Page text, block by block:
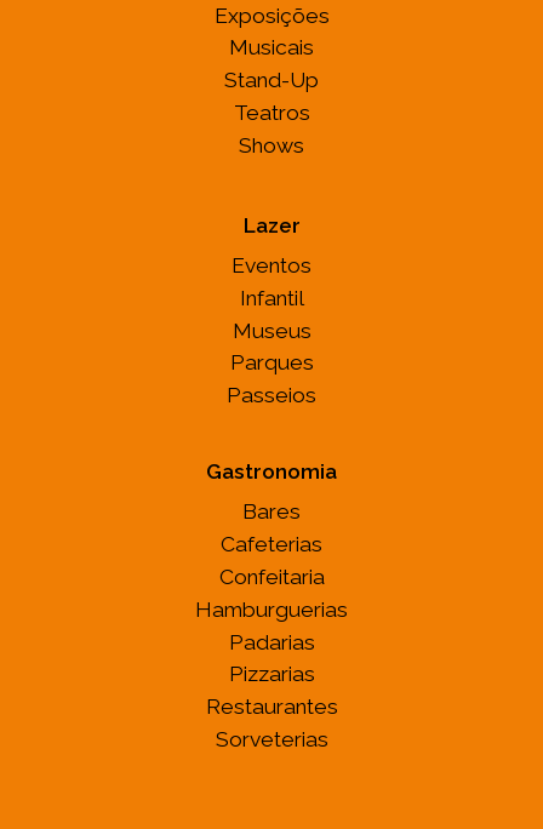
Exposições
Musicais
Stand-Up
Teatros
Shows
Lazer
Eventos
Infantil
Museus
Parques
Passeios
Gastronomia
Bares
Cafeterias
Confeitaria
Hamburguerias
Padarias
Pizzarias
Restaurantes
Sorveterias